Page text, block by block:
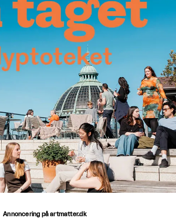
Annoncering på artmatter.dk